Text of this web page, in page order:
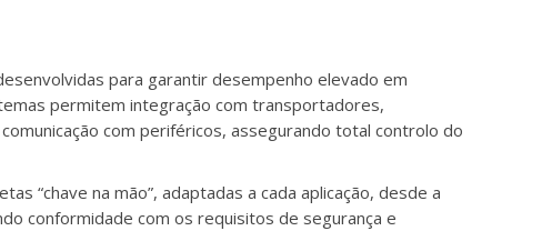
para garantir desempenho elevado em
permitem integração com transportadores,
com periféricos, assegurando total controlo do
“chave na mão”, adaptadas a cada aplicação, desde a
conformidade com os requisitos de segurança e